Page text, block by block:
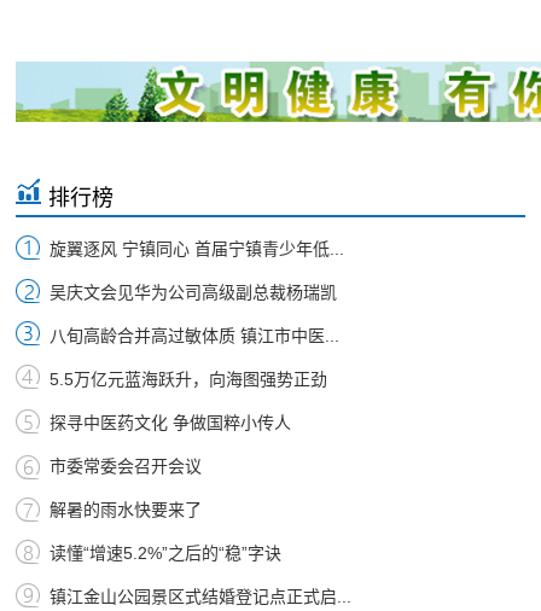
排行榜
旋翼逐风 宁镇同心 首届宁镇青少年低...
吴庆文会见华为公司高级副总裁杨瑞凯
八旬高龄合并高过敏体质 镇江市中医...
5.5万亿元蓝海跃升，向海图强势正劲
探寻中医药文化 争做国粹小传人
市委常委会召开会议
解暑的雨水快要来了
读懂“增速5.2%”之后的“稳”字诀
镇江金山公园景区式结婚登记点正式启...